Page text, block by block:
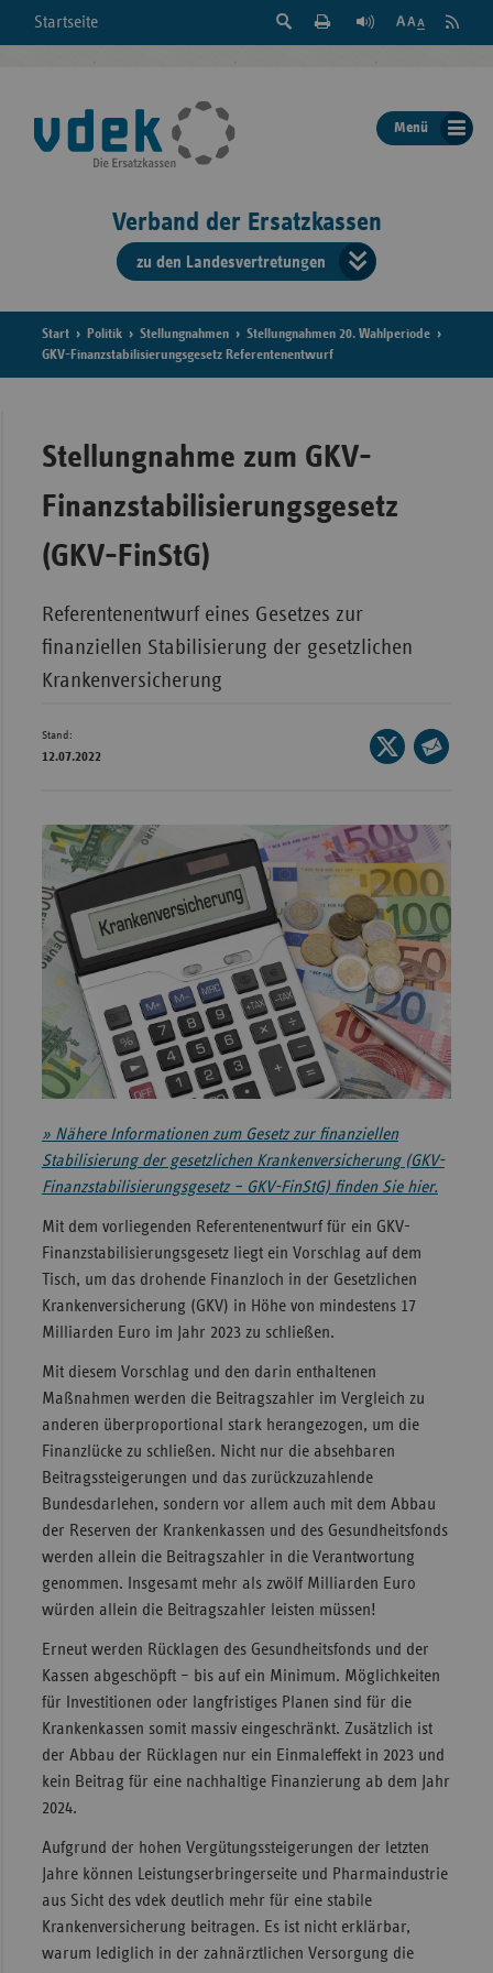
Startseite
Suche
der
Seite
Feed
Menü
Verband der Ersatzkassen
zu den Landesvertretungen
der
Start Politik Stellungnahmen
Stellungnahmen 20. Wahlperiode
GKV-Finanzstabilisierungsgesetz Referentenentwurf
Stellungnahme zum GKV-
Finanzstabilisierungsgesetz
(GKV-FinStG)
Referentenentwurf eines Gesetzes zur
finanziellen Stabilisierung der gesetzlichen
Krankenversicherung
Stand:
12.07.2022
Seite
auf
E-
Mail
teilen
» Nähere Informationen zum Gesetz zur finanziellen
Stabilisierung der gesetzlichen Krankenversicherung (GKV-
Finanzstabilisierungsgesetz – GKV-FinStG) finden Sie hier.
Mit dem vorliegenden Referentenentwurf für ein GKV-
Finanzstabilisierungsgesetz liegt ein Vorschlag auf dem
Tisch, um das drohende Finanzloch in der Gesetzlichen
Krankenversicherung (GKV) in Höhe von mindestens 17
Milliarden Euro im Jahr 2023 zu schließen.
Mit diesem Vorschlag und den darin enthaltenen
Maßnahmen werden die Beitragszahler im Vergleich zu
anderen überproportional stark herangezogen, um die
Finanzlücke zu schließen. Nicht nur die absehbaren
Beitragssteigerungen und das zurückzuzahlende
Bundesdarlehen, sondern vor allem auch mit dem Abbau
der Reserven der Krankenkassen und des Gesundheitsfonds
werden allein die Beitragszahler in die Verantwortung
genommen. Insgesamt mehr als zwölf Milliarden Euro
würden allein die Beitragszahler leisten müssen!
Erneut werden Rücklagen des Gesundheitsfonds und der
Kassen abgeschöpft – bis auf ein Minimum. Möglichkeiten
für Investitionen oder langfristiges Planen sind für die
Krankenkassen somit massiv eingeschränkt. Zusätzlich ist
der Abbau der Rücklagen nur ein Einmaleffekt in 2023 und
kein Beitrag für eine nachhaltige Finanzierung ab dem Jahr
2024.
Aufgrund der hohen Vergütungssteigerungen der letzten
Jahre können Leistungserbringerseite und Pharmaindustrie
aus Sicht des vdek deutlich mehr für eine stabile
Krankenversicherung beitragen. Es ist nicht erklärbar,
warum lediglich in der zahnärztlichen Versorgung die